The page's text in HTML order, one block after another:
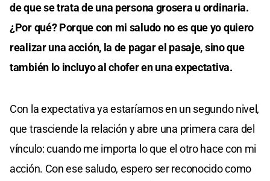
de que se trata de una persona grosera u ordinaria.
¿Por qué? Porque con mi saludo no es que yo quiero
realizar una acción, la de pagar el pasaje, sino que
también lo incluyo al chofer en una expectativa.
Con la expectativa ya estaríamos en un segundo nivel,
que trasciende la relación y abre una primera cara del
vínculo: cuando me importa lo que el otro hace con mi
acción. Con ese saludo, espero ser reconocido como